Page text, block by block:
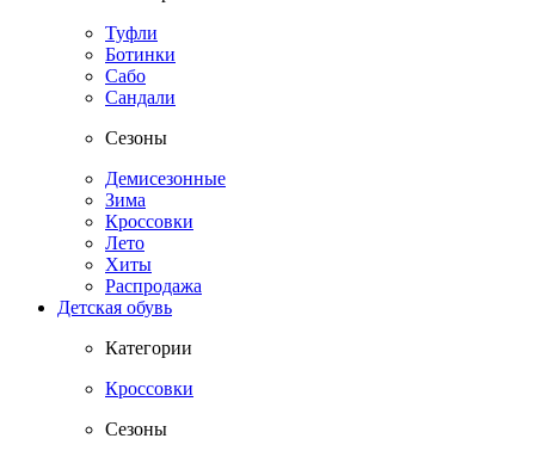
Туфли
Ботинки
Сабо
Сандали
Сезоны
Демисезонные
Зима
Кроссовки
Лето
Хиты
Распродажа
Детская обувь
Категории
Кроссовки
Сезоны